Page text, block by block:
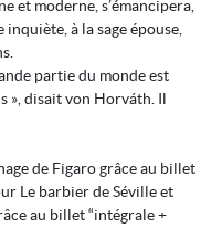
et moderne, s’émancipera,
à la sage épouse,
partie du monde est
», disait von Horváth. Il
de Figaro grâce au billet
Le barbier de Séville et
au billet “intégrale +